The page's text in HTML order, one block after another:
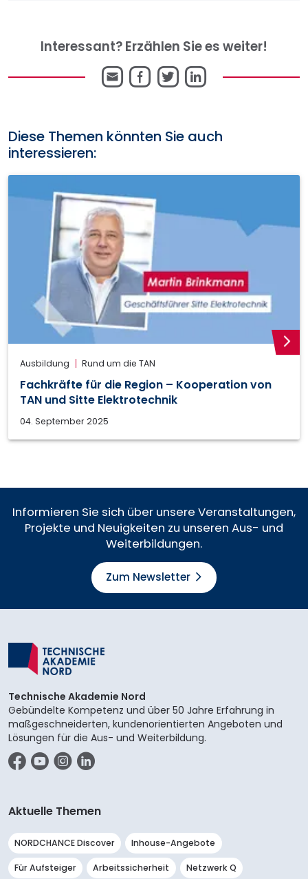
Interessant? Erzählen Sie es weiter!
E-Facebook
Twitter
LinkedIn
Diese Themen könnten Sie auch
interessieren:
Ausbildung Rund um die TAN
Fachkräfte für die Region – Kooperation von
TAN und Sitte Elektrotechnik
04. September 2025
Informieren Sie sich über unsere Veranstaltungen,
Projekte und Neuigkeiten zu unseren Aus- und
Weiterbildungen.
Zum Newsletter
Technische Akademie Nord
Gebündelte Kompetenz und über 50 Jahre Erfahrung in
maßgeschneiderten, kundenorientierten Angeboten und
Lösungen für die Aus- und Weiterbildung.
Aktuelle Themen
NORDCHANCE Discover Inhouse-Angebote
Für Aufsteiger Arbeitssicherheit Netzwerk Q